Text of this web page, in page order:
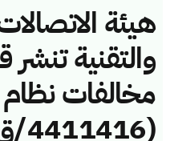
هيئة
والتقنية تنشر
مخالفات